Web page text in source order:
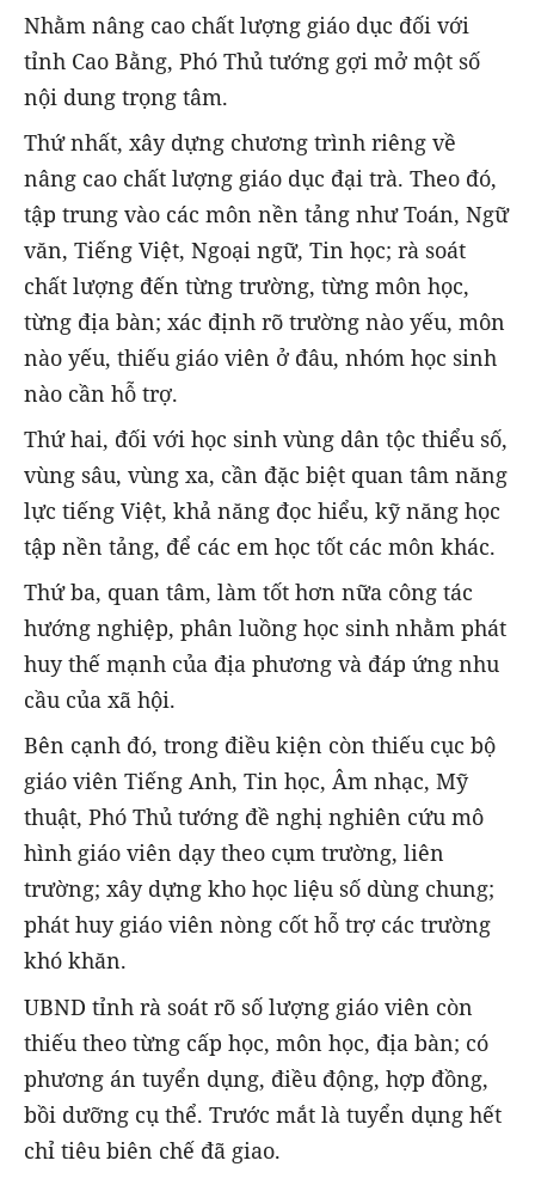
Nhằm nâng cao chất lượng giáo dục đối với
tỉnh Cao Bằng, Phó Thủ tướng gợi mở một số
nội dung trọng tâm.
Thứ nhất, xây dựng chương trình riêng về
nâng cao chất lượng giáo dục đại trà. Theo đó,
tập trung vào các môn nền tảng như Toán, Ngữ
văn, Tiếng Việt, Ngoại ngữ, Tin học; rà soát
chất lượng đến từng trường, từng môn học,
từng địa bàn; xác định rõ trường nào yếu, môn
nào yếu, thiếu giáo viên ở đâu, nhóm học sinh
nào cần hỗ trợ.
Thứ hai, đối với học sinh vùng dân tộc thiểu số,
vùng sâu, vùng xa, cần đặc biệt quan tâm năng
lực tiếng Việt, khả năng đọc hiểu, kỹ năng học
tập nền tảng, để các em học tốt các môn khác.
Thứ ba, quan tâm, làm tốt hơn nữa công tác
hướng nghiệp, phân luồng học sinh nhằm phát
huy thế mạnh của địa phương và đáp ứng nhu
cầu của xã hội.
Bên cạnh đó, trong điều kiện còn thiếu cục bộ
giáo viên Tiếng Anh, Tin học, Âm nhạc, Mỹ
thuật, Phó Thủ tướng đề nghị nghiên cứu mô
hình giáo viên dạy theo cụm trường, liên
trường; xây dựng kho học liệu số dùng chung;
phát huy giáo viên nòng cốt hỗ trợ các trường
khó khăn.
UBND tỉnh rà soát rõ số lượng giáo viên còn
thiếu theo từng cấp học, môn học, địa bàn; có
phương án tuyển dụng, điều động, hợp đồng,
bồi dưỡng cụ thể. Trước mắt là tuyển dụng hết
chỉ tiêu biên chế đã giao.